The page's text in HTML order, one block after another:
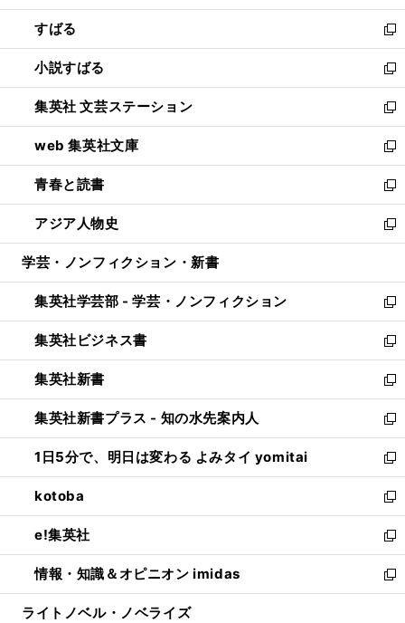
開
く
ウ
で
開
く
ン
ド
ウ
で
開
く
すばる
新
し
い
ウ
ィ
ン
ド
ウ
で
開
く
小説すばる
新
し
い
ウ
ィ
ン
ド
ウ
で
開
集英社 文芸ステーション
新
し
い
ウ
ィ
ン
ド
ウ
開
く
web 集英社文庫
新
し
い
ウ
ィ
ン
ウ
で
開
く
青春と読書
新
し
い
ウ
ン
ド
ウ
で
開
く
アジア人物史
新
し
ウ
ィ
ン
ド
ウ
で
開
く
学芸・ノンフィクション・新書
集英社学芸部 - 学芸・ノンフィクション
新
し
い
ウ
ィ
ン
ド
ウ
で
開
く
集英社ビジネス書
新
し
い
ウ
ィ
ン
ド
ウ
で
開
く
集英社新書
新
し
い
ウ
ィ
ン
ド
ウ
で
開
く
集英社新書プラス - 知の水先案内人
新
し
い
ウ
ィ
ン
ド
ウ
で
開
1日5分で、明日は変わる よみタイ yomitai
新
し
い
ウ
ィ
ン
ド
ウ
kotoba
新
し
い
ウ
ィ
ン
e!集英社
新
し
い
ウ
情報・知識＆オピニオン imidas
新
し
ライトノベル・ノベライズ